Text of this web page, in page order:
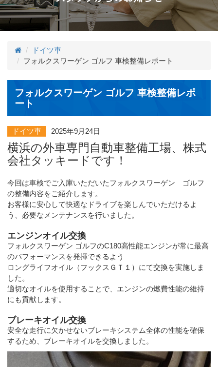
ドイツ車
フォルクスワーゲン ゴルフ 車検整備レポート
フォルクスワーゲン ゴルフ 車検整備レポ
ート
ドイツ車 2025年9月24日
横浜の外車専門自動車整備工場、株式
会社タッキードです！
今回は車検でご入庫いただいたフォルクスワーゲン ゴルフ
の整備内容をご紹介します。
お客様に安心して快適なドライブを楽しんでいただけるよ
う、必要なメンテナンスを行いました。
エンジンオイル交換
フォルクスワーゲン ゴルフのC180高性能エンジンが常に最高
のパフォーマンスを発揮できるよう
ロングライフオイル（フックスＧＴ１）にて交換を実施しま
した。
適切なオイルを使用することで、エンジンの燃費性能の維持
にも貢献します。
ブレーキオイル交換
安全な走行に欠かせないブレーキシステム全体の性能を確保
するため、ブレーキオイルを交換しました。